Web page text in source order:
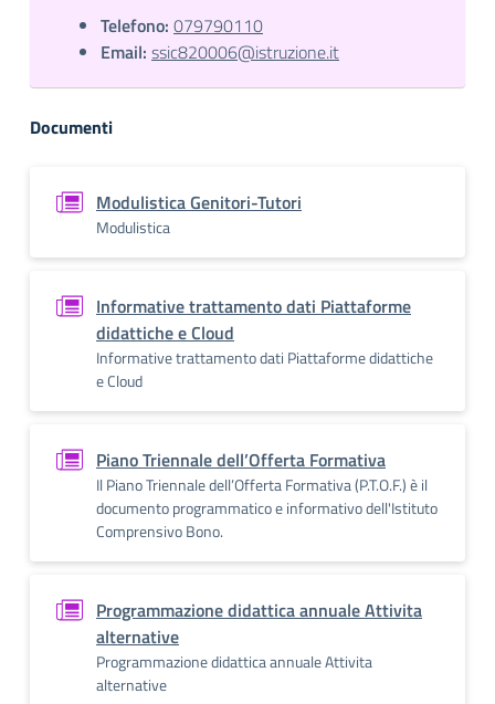
Telefono: 079790110
Email: ssic820006@istruzione.it
Documenti
Modulistica Genitori-Tutori
Modulistica
Informative trattamento dati Piattaforme
didattiche e Cloud
Informative trattamento dati Piattaforme didattiche
e Cloud
Piano Triennale dell’Offerta Formativa
Il Piano Triennale dell’Offerta Formativa (P.T.O.F.) è il
documento programmatico e informativo dell'Istituto
Comprensivo Bono.
Programmazione didattica annuale Attivita
alternative
Programmazione didattica annuale Attivita
alternative